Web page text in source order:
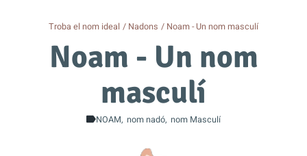
Troba el nom ideal Nadons Noam - Un nom masculí
Noam - Un nom
masculí
NOAM nom nadó nom Masculí